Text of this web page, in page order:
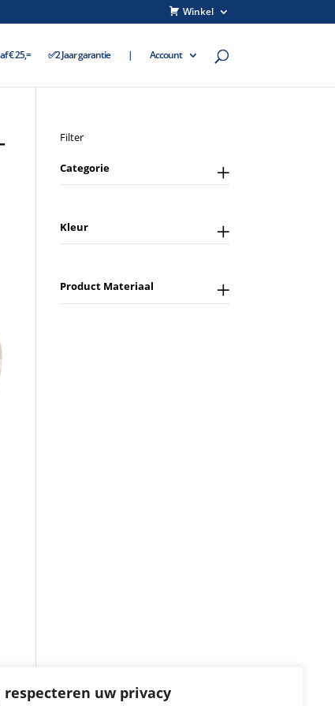
respecteren uw privacy
Winkel
€ 25,= ✅2 Jaar garantie | Account
Filter
Categorie
Kleur
Product Materiaal